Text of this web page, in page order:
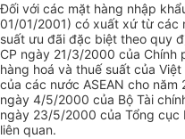
Đối với các mặt hàng nhập
01/01/2001) có xuất xứ từ các
suất ưu đãi đặc biệt theo quy
CP ngày 21/3/2000 của Chính
hàng hoá và thuế suất của
của các nước ASEAN cho
ngày 4/5/2000 của Bộ Tài
ngày 23/5/2000 của Tổng cục
liên quan.